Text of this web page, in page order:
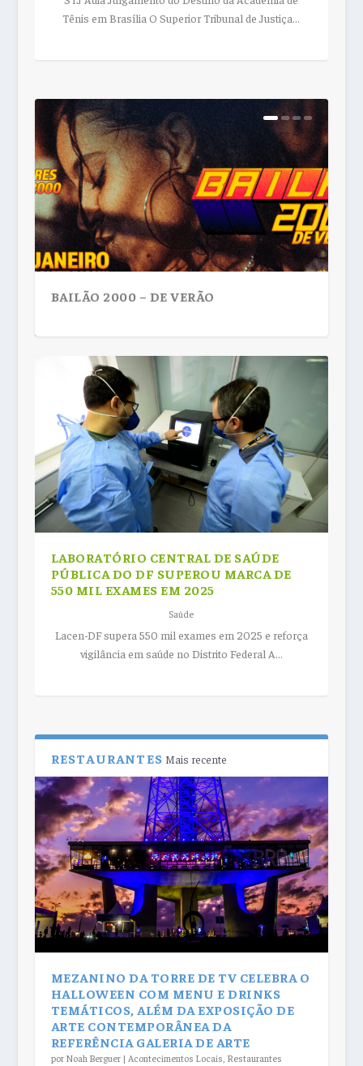
Tênis em Brasília O Superior Tribunal de Justiça...
BAILÃO 2000 – DE VERÃO
FLASHBACK DANCE – PRIMEIRA DO
NOTÍCIAS POPULARES
TRIBUTO AO LINKIN PARK E SYSTEM
OF A DOWN – ...
LABORATÓRIO CENTRAL DE SAÚDE
PÚBLICA DO DF SUPEROU MARCA DE
550 MIL EXAMES EM 2025
Saúde
Lacen-DF supera 550 mil exames em 2025 e reforça
vigilância em saúde no Distrito Federal A...
RESTAURANTES Mais recente
MEZANINO DA TORRE DE TV CELEBRA O
HALLOWEEN COM MENU E DRINKS
TEMÁTICOS, ALÉM DA EXPOSIÇÃO DE
ARTE CONTEMPORÂNEA DA
REFERÊNCIA GALERIA DE ARTE
porNoah Berguer| Acontecimentos Locais, Restaurantes